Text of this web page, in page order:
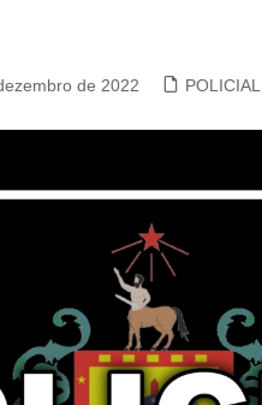
de 2022 POLICIAL